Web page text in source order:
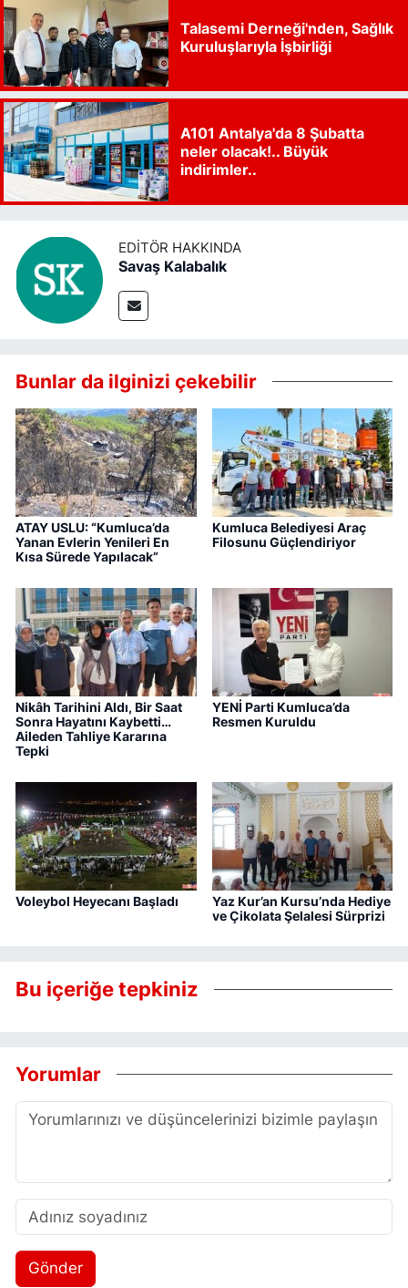
Talasemi Derneği'nden, Sağlık
Kuruluşlarıyla İşbirliği
A101 Antalya'da 8 Şubatta
neler olacak!.. Büyük
indirimler..
EDITÖR HAKKINDA
Savaş Kalabalık
Bunlar da ilginizi çekebilir
ATAY USLU: “Kumluca’da
Yanan Evlerin Yenileri En
Kısa Sürede Yapılacak”
Kumluca Belediyesi Araç
Filosunu Güçlendiriyor
Nikâh Tarihini Aldı, Bir Saat
Sonra Hayatını Kaybetti…
Aileden Tahliye Kararına
Tepki
YENİ Parti Kumluca’da
Resmen Kuruldu
Voleybol Heyecanı Başladı
Yaz Kur’an Kursu’nda Hediye
ve Çikolata Şelalesi Sürprizi
Bu içeriğe tepkiniz
Yorumlar
Gönder